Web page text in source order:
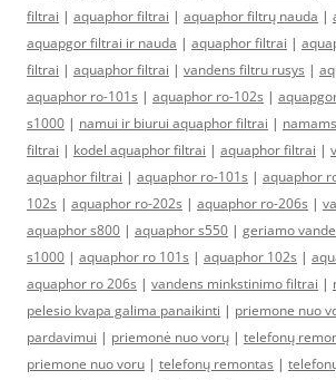
filtrai | aquaphor filtrai | aquaphor filtrų nauda |
aquapgor filtrai ir nauda | aquaphor filtrai |
filtrai | aquaphor filtrai | vandens filtru rusys |
aquaphor ro-101s | aquaphor ro-102s |
s1000 | namui ir biurui aquaphor filtrai |
filtrai | kodel aquaphor filtrai | aquaphor filtrai |
aquaphor filtrai | aquaphor ro-101s | aquaphor
102s | aquaphor ro-202s | aquaphor ro-206s |
aquaphor s800 | aquaphor s550 | geriamo
s1000 | aquaphor ro 101s | aquaphor 102s |
aquaphor ro 206s | vandens minkstinimo filtrai |
pelesio kvapa galima panaikinti | priemone nuo
pardavimui | priemonė nuo vorų | telefonų
priemone nuo voru | telefonų remontas |